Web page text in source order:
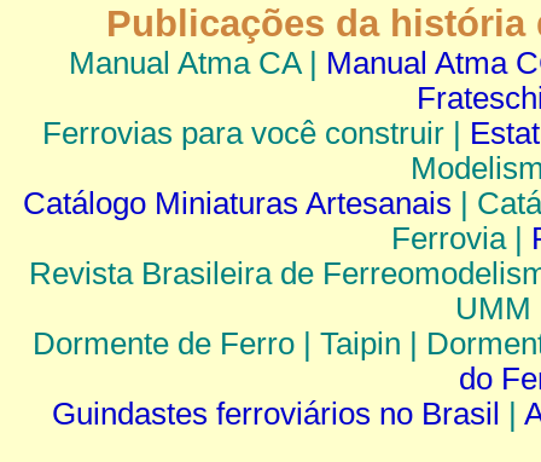
Publicações da
Manual Atma CA | Manual Atma
Ferrovias para você construir |
Catálogo Miniaturas Artesanais |
Ferrovia |
Revista Brasileira de
UMM
Dormente de Ferro | Taipin |
do
Guindastes ferroviários no Brasil |